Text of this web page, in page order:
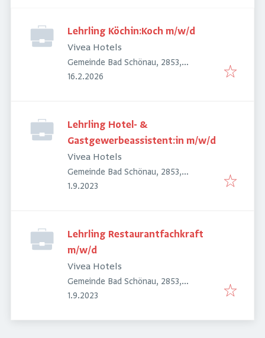
Lehrling Köchin:Koch m/w/d
Vivea Hotels
Gemeinde Bad Schönau, 2853,
Österreich
Veröffentlicht
16.2.2026
Lehrling Hotel- &
Gastgewerbeassistent:in m/w/d
Vivea Hotels
Gemeinde Bad Schönau, 2853,
Österreich
Veröffentlicht
1.9.2023
Lehrling Restaurantfachkraft
m/w/d
Vivea Hotels
Gemeinde Bad Schönau, 2853,
Österreich
Veröffentlicht
1.9.2023